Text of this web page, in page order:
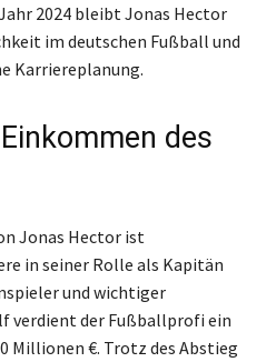
2024 bleibt Jonas Hector
im deutschen Fußball und
Karriereplanung.
des
Jonas Hector ist
in seiner Rolle als Kapitän
und wichtiger
verdient der Fußballprofi ein
Millionen €. Trotz des Abstieg